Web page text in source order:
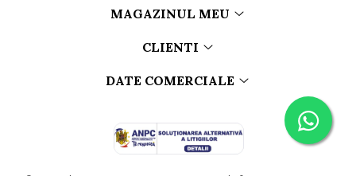
MAGAZINUL MEU
CLIENTI
DATE COMERCIALE